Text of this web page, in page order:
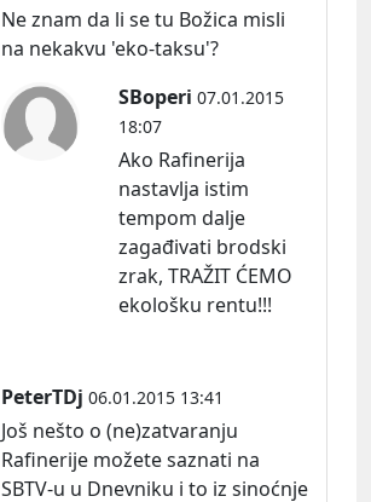
Ne znam da li se tu Božica misli
na nekakvu 'eko-taksu'?
SBoperi 07.01.2015
18:07
Ako Rafinerija
nastavlja istim
tempom dalje
zagađivati brodski
zrak, TRAŽIT ĆEMO
ekološku rentu!!!
PeterTDj 06.01.2015 13:41
Još nešto o (ne)zatvaranju
Rafinerije možete saznati na
SBTV-u u Dnevniku i to iz sinoćnje